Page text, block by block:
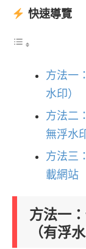
快速導覽
方法一
水印）
方法二
無浮水
方法三
載網站
方法一
（有浮水